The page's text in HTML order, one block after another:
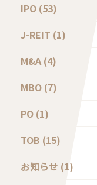
IPO (53)
J-REIT (1)
M&A (4)
MBO (7)
PO (1)
TOB (15)
お知らせ (1)